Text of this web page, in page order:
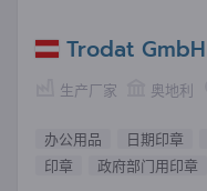
Trodat GmbH
生产厂家 奥地利
办公用品 日期印章
印章
政府部门用印章